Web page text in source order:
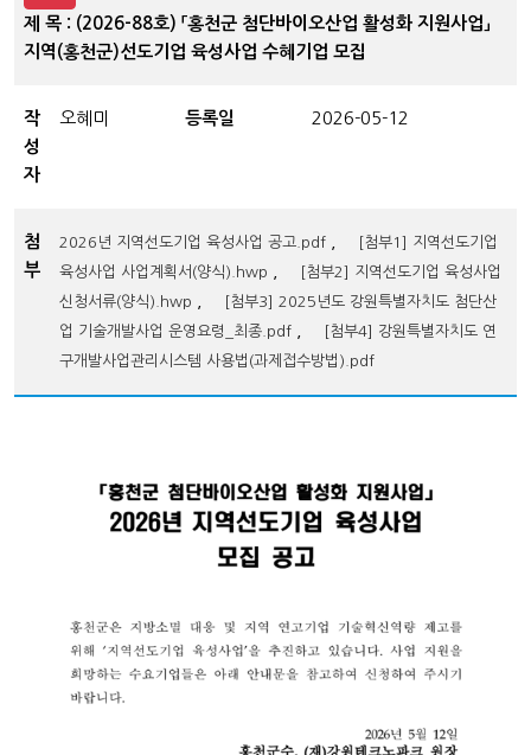
제 목 : (2026-88호) 「홍천군 첨단바이오산업 활성화 지원사업」
지역(홍천군)선도기업 육성사업 수혜기업 모집
작
성
자
오혜미 등록일 2026-05-12
첨
부
2026년 지역선도기업 육성사업 공고.pdf
[첨부1] 지역선도기업
육성사업 사업계획서(양식).hwp
[첨부2] 지역선도기업 육성사업
신청서류(양식).hwp
[첨부3] 2025년도 강원특별자치도 첨단산
업 기술개발사업 운영요령_최종.pdf
[첨부4] 강원특별자치도 연
구개발사업관리시스템 사용법(과제접수방법).pdf